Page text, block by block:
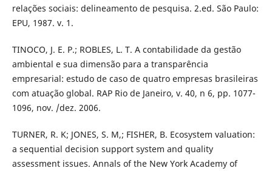
relações sociais: delineamento de pesquisa. 2.ed. São Paulo:
EPU, 1987. v. 1.
TINOCO, J. E. P.; ROBLES, L. T. A contabilidade da gestão
ambiental e sua dimensão para a transparência
empresarial: estudo de caso de quatro empresas brasileiras
com atuação global. RAP Rio de Janeiro, v. 40, n 6, pp. 1077-
1096, nov. /dez. 2006.
TURNER, R. K; JONES, S. M,; FISHER, B. Ecosystem valuation:
a sequential decision support system and quality
assessment issues. Annals of the New York Academy of